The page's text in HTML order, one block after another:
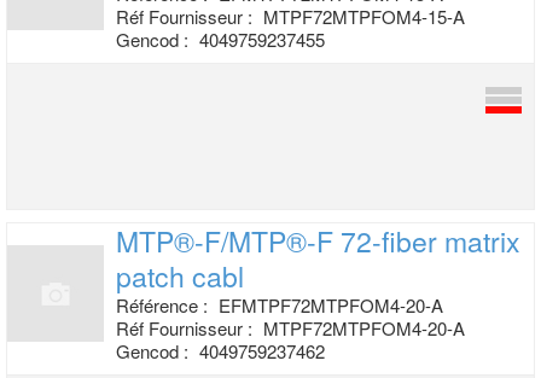
Réf Fournisseur : MTPF72MTPFOM4-15-A
Gencod : 4049759237455
MTP®-F/MTP®-F 72-fiber matrix
patch cabl
Référence : EFMTPF72MTPFOM4-20-A
Réf Fournisseur : MTPF72MTPFOM4-20-A
Gencod : 4049759237462